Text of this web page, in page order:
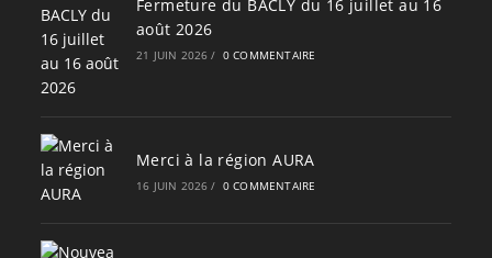
Fermeture du BACLY du 16 juillet au 16
août 2026
21 JUIN 2026 / 0 COMMENTAIRE
Merci à la région AURA
16 JUIN 2026 / 0 COMMENTAIRE